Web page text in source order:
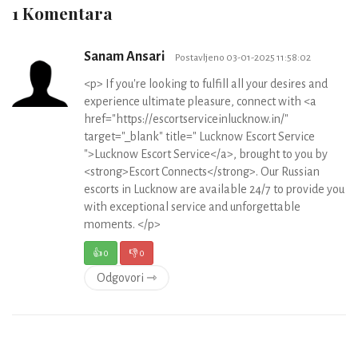
1 Komentara
Sanam Ansari Postavljeno 03-01-2025 11:58:02
<p> If you're looking to fulfill all your desires and
experience ultimate pleasure, connect with <a
href="https://escortserviceinlucknow.in/"
target="_blank" title=" Lucknow Escort Service
">Lucknow Escort Service</a>, brought to you by
<strong>Escort Connects</strong>. Our Russian
escorts in Lucknow are available 24/7 to provide you
with exceptional service and unforgettable
moments. </p>
👍0 👎0
Odgovori ⇾